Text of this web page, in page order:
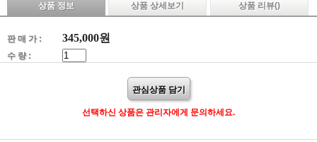
상품 정보 상품 상세보기 상품 리뷰()
판 매 가 : 345,000원
수 량 :
관심상품 담기
선택하신 상품은 관리자에게 문의하세요.